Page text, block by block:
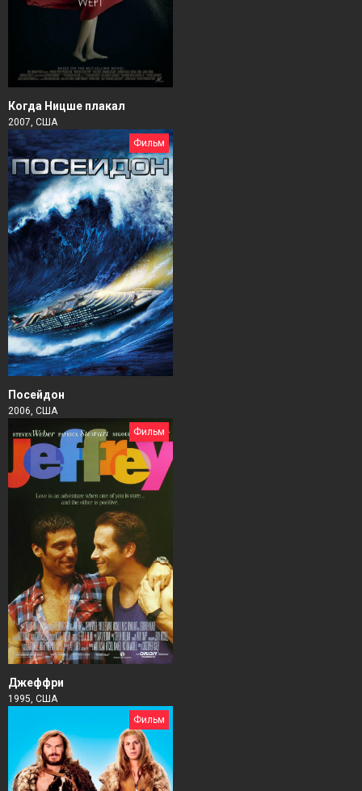
Когда Ницше плакал
2007, США
Фильм
Посейдон
2006, США
Фильм
Джеффри
1995, США
Фильм